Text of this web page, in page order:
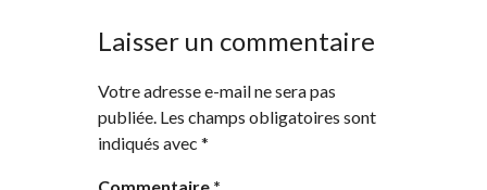
Laisser un commentaire
Votre adresse e-mail ne sera pas
publiée. Les champs obligatoires sont
indiqués avec *